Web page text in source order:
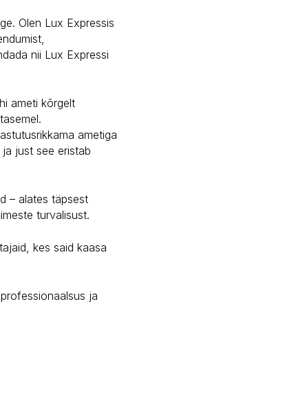
Olen Lux Expressis
nii Lux Expressi
ameti kõrgelt
ametiga
just see eristab
– alates täpsest
turvalisust.
kes said kaasa
ja